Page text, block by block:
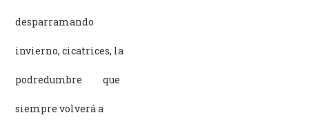
desparramando
invierno, cicatrices, la
podredumbre que
siempre volverá a